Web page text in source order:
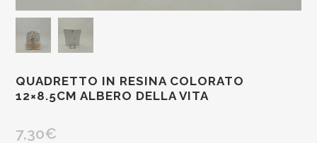
QUADRETTO IN RESINA COLORATO
12×8.5CM ALBERO DELLA VITA
7,30€